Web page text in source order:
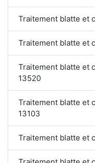
Traitement blatte et
Traitement blatte et
Traitement blatte et
13520
Traitement blatte et
13103
Traitement blatte et